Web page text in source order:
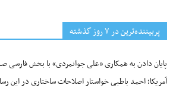
پربیننده‌ترین‌ در ۷ روز گذشته
پایان دادن به همکاری «علی جوانمردی» با بخش فارسی
آمریکا؛ احمد باطبی خواستار اصلاحات ساختاری در این